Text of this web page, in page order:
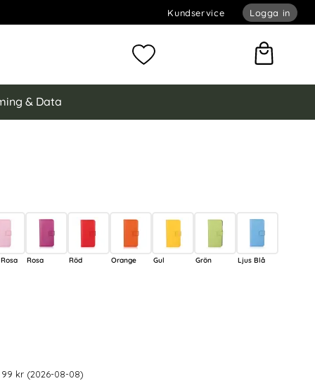
Kundservice Logga in
sökning Mina favoriter
& Data
I Äkta Läder - Välj Färg! (Svart) som favorit
Rosa Röd Orange Gul Grön Ljus Blå
med
99 kr (2026-08-08)